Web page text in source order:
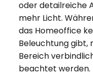
oder detailreiche
mehr Licht.
das Homeoffice
Beleuchtung gibt,
Bereich
beachtet werden.